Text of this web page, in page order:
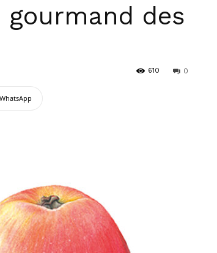
gourmand des
0
610
WhatsApp